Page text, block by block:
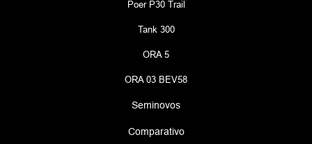
Poer P30 Trail
Tank 300
ORA 5
ORA 03 BEV58
Seminovos
Comparativo